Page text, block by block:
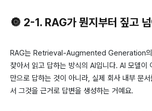
🔘 2-1. RAG가 뭔지부터 짚고
RAG는 Retrieval-Augmented Generation의
찾아서 읽고 답하는 방식의 AI입니다. AI 모델이
만으로 답하는 것이 아니라, 실제 회사 내부 문
서 그것을 근거로 답변을 생성하는 거예요.